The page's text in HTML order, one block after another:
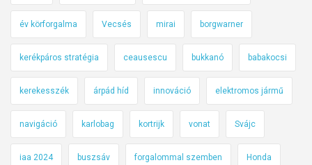
év körforgalma Vecsés mirai borgwarner
kerékpáros stratégia ceausescu bukkanó babakocsi
kerekesszék árpád híd innováció elektromos jármű
navigáció karlobag kortrijk vonat Svájc
iaa 2024 buszsáv forgalommal szemben Honda